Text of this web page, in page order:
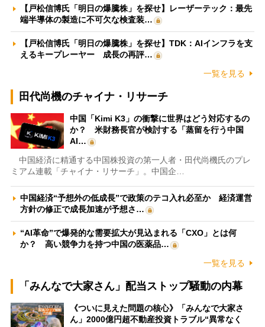
【戸松信博氏「明日の爆騰株」を探せ】レーザーテック：最先
端半導体の製造に不可欠な検査装…
【戸松信博氏「明日の爆騰株」を探せ】TDK：AIインフラを支
えるキープレーヤー 成長の再評…
一覧を見る
田代尚機のチャイナ・リサーチ
中国「Kimi K3」の衝撃に世界はどう対応するの
か？ 米財務長官が検討する「蒸留を行う中国
AI…
中国経済に精通する中国株投資の第一人者・田代尚機氏のプレ
ミアム連載「チャイナ・リサーチ」。中国企…
中国経済“予想外の低成長”で政策のテコ入れ必至か 経済運営
方針の修正で成長加速が予想さ…
“AI革命”で爆発的な需要拡大が見込まれる「CXO」とは何
か？ 高い競争力を持つ中国の医薬品…
一覧を見る
「みんなで大家さん」配当ストップ騒動の内幕
《ついに見えた問題の核心》「みんなで大家さ
ん」2000億円超不動産投資トラブル“異常なく